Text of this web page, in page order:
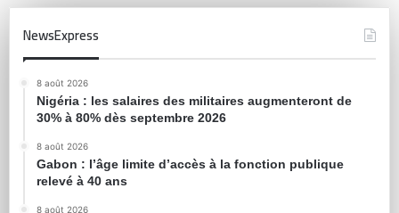
NewsExpress
8 août 2026
Nigéria : les salaires des militaires augmenteront de
30% à 80% dès septembre 2026
8 août 2026
Gabon : l’âge limite d’accès à la fonction publique
relevé à 40 ans
8 août 2026